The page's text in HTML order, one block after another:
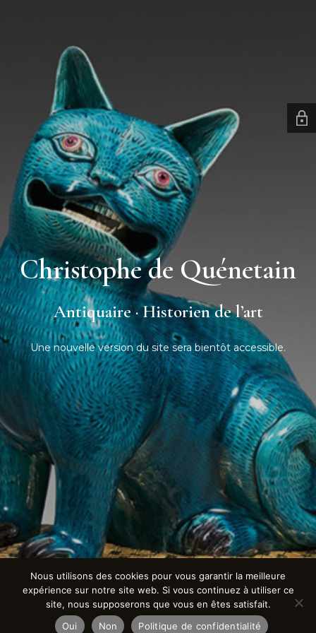
Christophe de Quénetain
Antiquaire · Historien de l’art
Une nouvelle version du site sera bientôt accessible.
Nous utilisons des cookies pour vous garantir la meilleure
expérience sur notre site web. Si vous continuez à utiliser ce
site, nous supposerons que vous en êtes satisfait.
Oui
Non Politique de confidentialité